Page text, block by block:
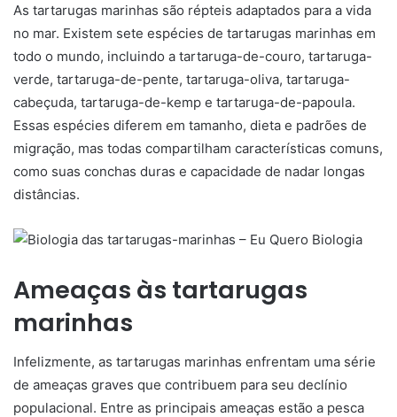
As tartarugas marinhas são répteis adaptados para a vida
no mar. Existem sete espécies de tartarugas marinhas em
todo o mundo, incluindo a tartaruga-de-couro, tartaruga-
verde, tartaruga-de-pente, tartaruga-oliva, tartaruga-
cabeçuda, tartaruga-de-kemp e tartaruga-de-papoula.
Essas espécies diferem em tamanho, dieta e padrões de
migração, mas todas compartilham características comuns,
como suas conchas duras e capacidade de nadar longas
distâncias.
Ameaças às tartarugas
marinhas
Infelizmente, as tartarugas marinhas enfrentam uma série
de ameaças graves que contribuem para seu declínio
populacional. Entre as principais ameaças estão a pesca